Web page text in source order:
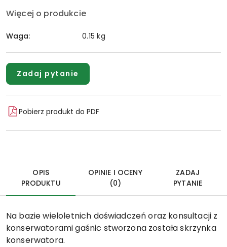
Więcej o produkcie
Waga: 0.15 kg
Zadaj pytanie
Pobierz produkt do PDF
OPIS
PRODUKTU
OPINIE I OCENY
(0)
ZADAJ
PYTANIE
Na bazie wieloletnich doświadczeń oraz konsultacji z
konserwatorami gaśnic stworzona została skrzynka
konserwatora.